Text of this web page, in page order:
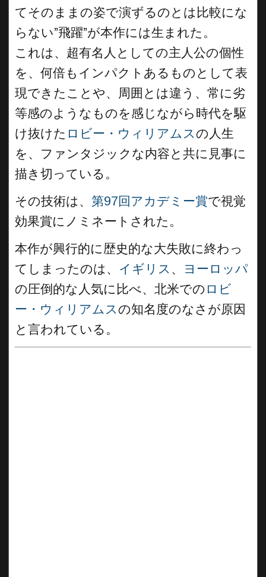
てそのままの姿で演ずるのとは比較にな
らない”飛躍”が本作には生まれた。
これは、超有名人としての主人公の個性
を、何倍もインパクトあるものとして表
現できたことや、周囲とは違う、常に劣
等感のようなものを感じながら時代を駆
け抜けた ロビー・ウィリアムスの人生
を、ファンタジックな内容と共に見事に
描き切っている。
その技術は、 第97回アカデミー賞で視覚
効果賞にノミネートされた。
本作が興行的に歴史的な大失敗に終わっ
てしまったのは、 イギリス 、
ヨーロッパ
の圧倒的な人気に比べ、北米での ロビ
ー・ウィリアムスの知名度のなさが原因
と言われている。